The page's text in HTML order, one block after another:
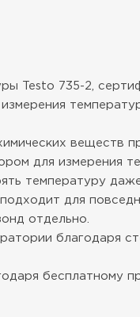
Testo 735-2,
веществ
для измерения
температуру
для
отдельно.
благодаря
бесплатному